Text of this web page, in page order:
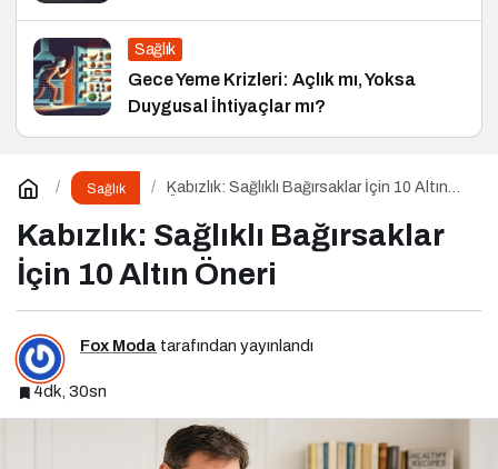
Sağlık
Gece Yeme Krizleri: Açlık mı, Yoksa
Duygusal İhtiyaçlar mı?
Sağlık
Kabızlık: Sağlıklı Bağırsaklar İçin 10 Altın
Kabızlık: Sağlıklı Bağırsaklar
İçin 10 Altın Öneri
Fox Moda tarafından yayınlandı
4dk, 30sn